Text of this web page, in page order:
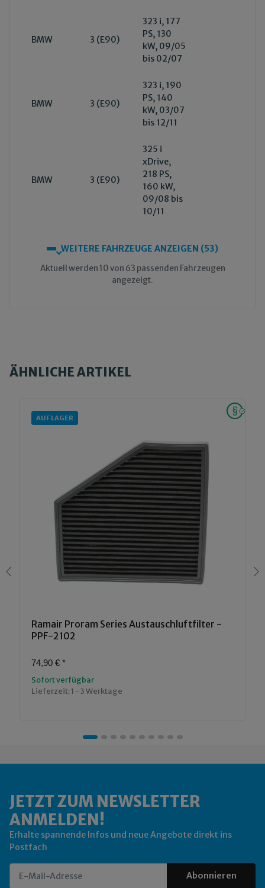
BMW 3 (E90)
323 i, 177
PS, 130
kW, 09/05
bis 02/07
BMW 3 (E90)
323 i, 190
PS, 140
kW, 03/07
bis 12/11
BMW 3 (E90)
325 i
xDrive,
218 PS,
160 kW,
09/08 bis
10/11
WEITERE FAHRZEUGE ANZEIGEN (53)
Aktuell werden 10 von 63 passenden Fahrzeugen
angezeigt.
ÄHNLICHE ARTIKEL
AUF LAGER
Ramair Proram Series Austauschluftfilter -
PPF-2102
74,90 € *
Sofort verfügbar
Lieferzeit:1 - 3 Werktage
JETZT ZUM NEWSLETTER
ANMELDEN!
Erhalte spannende Infos und neue Angebote direkt ins
Postfach
Abonnieren